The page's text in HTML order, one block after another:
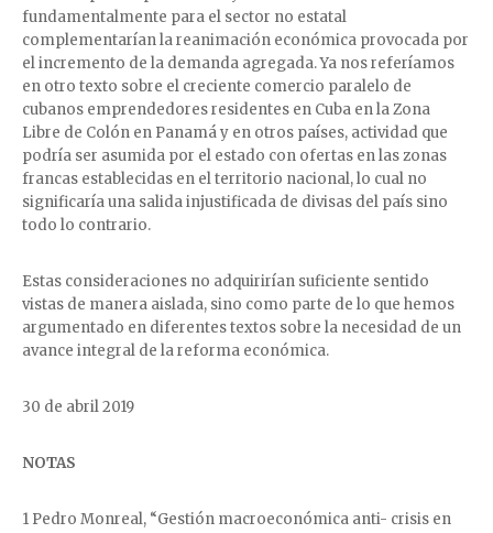
fundamentalmente para el sector no estatal
complementarían la reanimación económica provocada por
el incremento de la demanda agregada. Ya nos referíamos
en otro texto sobre el creciente comercio paralelo de
cubanos emprendedores residentes en Cuba en la Zona
Libre de Colón en Panamá y en otros países, actividad que
podría ser asumida por el estado con ofertas en las zonas
francas establecidas en el territorio nacional, lo cual no
significaría una salida injustificada de divisas del país sino
todo lo contrario.
Estas consideraciones no adquirirían suficiente sentido
vistas de manera aislada, sino como parte de lo que hemos
argumentado en diferentes textos sobre la necesidad de un
avance integral de la reforma económica.
30 de abril 2019
NOTAS
1 Pedro Monreal, “Gestión macroeconómica anti- crisis en